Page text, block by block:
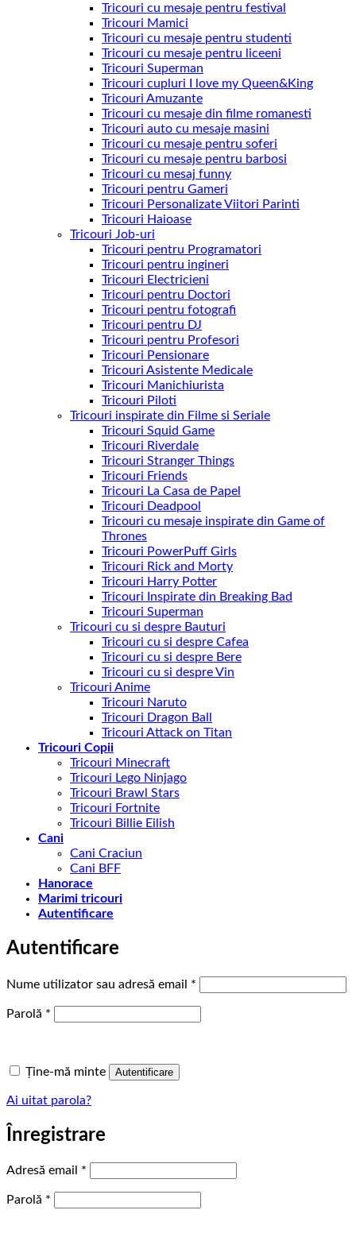
Tricouri cu mesaje pentru festival
Tricouri Mamici
Tricouri cu mesaje pentru studenti
Tricouri cu mesaje pentru liceeni
Tricouri Superman
Tricouri cupluri I love my Queen&King
Tricouri Amuzante
Tricouri cu mesaje din filme romanesti
Tricouri auto cu mesaje masini
Tricouri cu mesaje pentru soferi
Tricouri cu mesaje pentru barbosi
Tricouri cu mesaj funny
Tricouri pentru Gameri
Tricouri Personalizate Viitori Parinti
Tricouri Haioase
Tricouri Job-uri
Tricouri pentru Programatori
Tricouri pentru ingineri
Tricouri Electricieni
Tricouri pentru Doctori
Tricouri pentru fotografi
Tricouri pentru DJ
Tricouri pentru Profesori
Tricouri Pensionare
Tricouri Asistente Medicale
Tricouri Manichiurista
Tricouri Piloti
Tricouri inspirate din Filme si Seriale
Tricouri Squid Game
Tricouri Riverdale
Tricouri Stranger Things
Tricouri Friends
Tricouri La Casa de Papel
Tricouri Deadpool
Tricouri cu mesaje inspirate din Game of
Thrones
Tricouri PowerPuff Girls
Tricouri Rick and Morty
Tricouri Harry Potter
Tricouri Inspirate din Breaking Bad
Tricouri Superman
Tricouri cu si despre Bauturi
Tricouri cu si despre Cafea
Tricouri cu si despre Bere
Tricouri cu si despre Vin
Tricouri Anime
Tricouri Naruto
Tricouri Dragon Ball
Tricouri Attack on Titan
Tricouri Copii
Tricouri Minecraft
Tricouri Lego Ninjago
Tricouri Brawl Stars
Tricouri Fortnite
Tricouri Billie Eilish
Cani
Cani Craciun
Cani BFF
Hanorace
Marimi tricouri
Autentificare
Autentificare
Nume utilizator sau adresă email *
Parolă *
Ține-mă minte Autentificare
Ai uitat parola?
Înregistrare
Adresă email *
Parolă *